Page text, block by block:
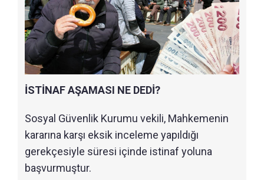
İSTİNAF AŞAMASI NE DEDİ?
Sosyal Güvenlik Kurumu vekili, Mahkemenin
kararına karşı eksik inceleme yapıldığı
gerekçesiyle süresi içinde istinaf yoluna
başvurmuştur.